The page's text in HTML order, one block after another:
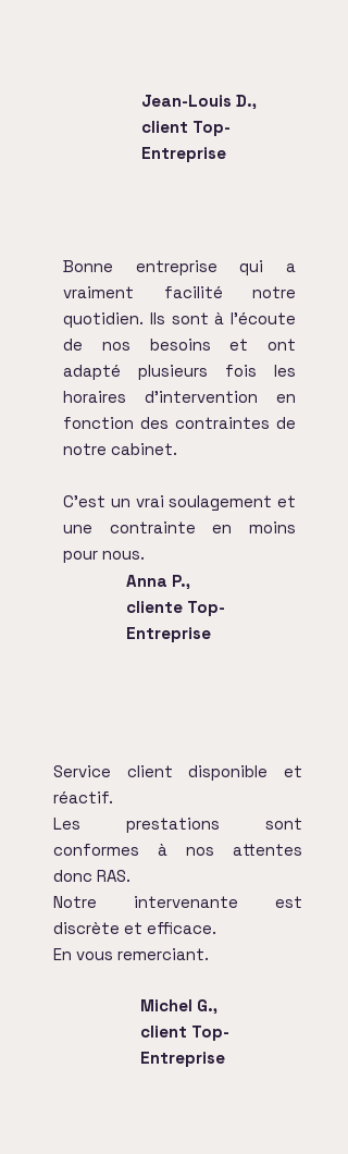
Jean-Louis D.,
client Top-
Entreprise
Bonne entreprise qui a
vraiment facilité notre
quotidien. Ils sont à l’écoute
de nos besoins et ont
adapté plusieurs fois les
horaires d'intervention en
fonction des contraintes de
notre cabinet.
C’est un vrai soulagement et
une contrainte en moins
pour nous.
Anna P.,
cliente Top-
Entreprise
Michel G.,
client Top-
Entreprise
​​Service client disponible et
réactif.
Les prestations sont
conformes à nos attentes
donc RAS.
Notre intervenante est
discrète et efficace.
En vous remerciant.